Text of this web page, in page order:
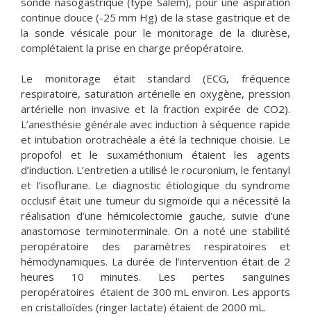
continue douce (-25 mm Hg) de la stase gastrique et de
la sonde vésicale pour le monitorage de la diurèse,
complétaient la prise en charge préopératoire.
Le monitorage était standard (ECG, fréquence
respiratoire, saturation artérielle en oxygène, pression
artérielle non invasive et la fraction expirée de CO2).
L’anesthésie générale avec induction à séquence rapide
et intubation orotrachéale a été la technique choisie. Le
propofol et le suxaméthonium étaient les agents
d’induction. L’entretien a utilisé le rocuronium, le fentanyl
et l’isoflurane. Le diagnostic étiologique du syndrome
occlusif était une tumeur du sigmoïde qui a nécessité la
réalisation d’une hémicolectomie gauche, suivie d’une
anastomose terminoterminale. On a noté une stabilité
peropératoire des paramètres respiratoires et
hémodynamiques. La durée de l’intervention était de 2
heures 10 minutes. Les pertes sanguines
peropératoires étaient de 300 mL environ. Les apports
en cristalloïdes (ringer lactate) étaient de 2000 mL.